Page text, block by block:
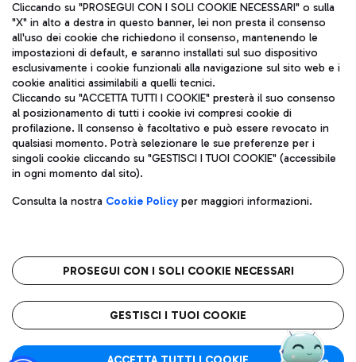
Pizza
Gelateria
Wine Bar & Sparkling
Autobus
Scopri le linee di autobus per raggiungere l'aeroporto
Leonardo Da Vinci.
Raggiungi l’aeroporto senza pensieri con il servizio di taxi a
Ristoranti
Scopri la nostra offerta per una pausa gustosa in aeroporto
Mappa Aeroporto Fiumicino
Aeroporti di Roma S.p.A. - Società soggetta a direzione e
coordinamento di Mundys S.p.A.
Codice fiscale e Registro delle Imprese di Roma 13032990155 P.
IVA 06572251004
Capitale sociale 62.224.743,00 int. vers.
Sede legale: Via Pier Paolo Racchetti 1 - 00054 Fiumicino (RM)
telefono +39 06 65951
Privacy policy
Note legali
Roma FCO
L'aeroporto stellato
Cliccando su "PROSEGUI CON I SOLI COOKIE NECESSARI" o sulla
"X" in alto a destra in questo banner, lei non presta il consenso
all'uso dei cookie che richiedono il consenso, mantenendo le
impostazioni di default, e saranno installati sul suo dispositivo
esclusivamente i cookie funzionali alla navigazione sul sito web e i
cookie analitici assimilabili a quelli tecnici.
Cliccando su "ACCETTA TUTTI I COOKIE" presterà il suo consenso
al posizionamento di tutti i cookie ivi compresi cookie di
profilazione. Il consenso è facoltativo e può essere revocato in
qualsiasi momento. Potrà selezionare le sue preferenze per i
singoli cookie cliccando su "GESTISCI I TUOI COOKIE" (accessibile
in ogni momento dal sito).
Consulta la nostra Cookie Policyper maggiori informazioni.
PROSEGUI CON I SOLI COOKIE NECESSARI
GESTISCI I TUOI COOKIE